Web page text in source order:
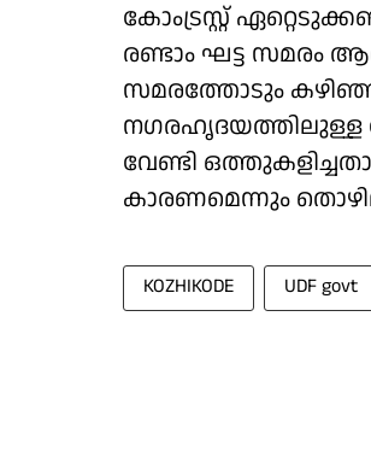
കോംട്രസ്റ്റ്
രണ്ടാം ഘട്ട സമരം
സമരത്തോടും
നഗരഹൃദയത്തിലുള്ള
വേണ്ടി
കാരണമെന്നും
KOZHIKODE UDF govt